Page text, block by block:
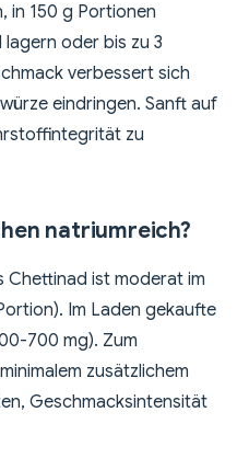
in 150 g Portionen
lagern oder bis zu 3
verbessert sich
eindringen. Sanft auf
zu
natriumreich?
Chettinad ist moderat im
Im Laden gekaufte
700 mg). Zum
zusätzlichem
Geschmacksintensität